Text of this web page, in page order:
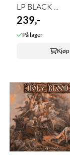
LP BLACK ...
239,-
På lager
Kjøp